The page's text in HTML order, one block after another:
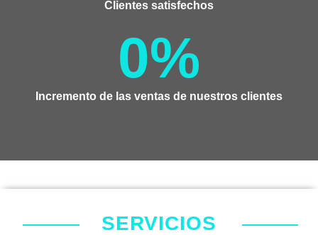
Clientes satisfechos
Incremento de las ventas de nuestros clientes
0%
SERVICIOS